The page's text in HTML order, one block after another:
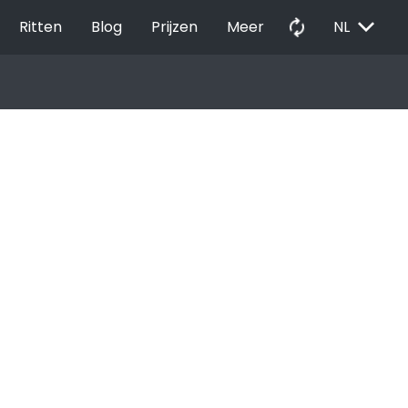
Ritten Blog Prijzen Meer autorenew NL EXPAND_MORE